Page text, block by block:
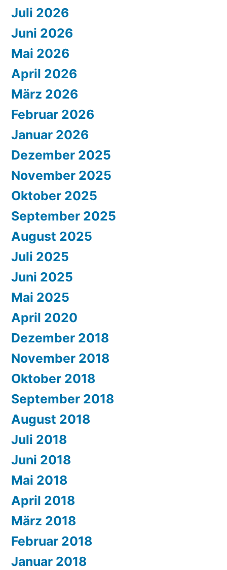
Juli 2026
Juni 2026
Mai 2026
April 2026
März 2026
Februar 2026
Januar 2026
Dezember 2025
November 2025
Oktober 2025
September 2025
August 2025
Juli 2025
Juni 2025
Mai 2025
April 2020
Dezember 2018
November 2018
Oktober 2018
September 2018
August 2018
Juli 2018
Juni 2018
Mai 2018
April 2018
März 2018
Februar 2018
Januar 2018